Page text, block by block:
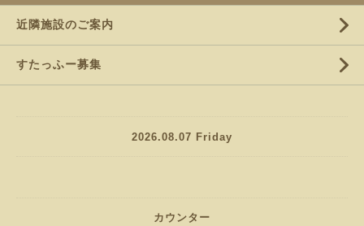
近隣施設のご案内
すたっふー募集
2026.08.07 Friday
カウンター